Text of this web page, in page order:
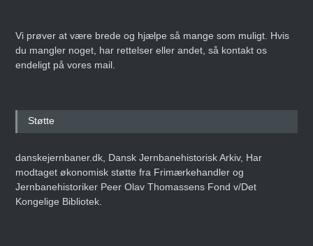
Vi prøver at være brede og hjælpe så mange som muligt. Hvis
du mangler noget, har rettelser eller andet, så kontakt os
endeligt på vores mail.
Støtte
danskejernbaner.dk, Dansk Jernbanehistorisk Arkiv, Har
modtaget økonomisk støtte fra Frimærkehandler og
Jernbanehistoriker Peer Olav Thomassens Fond v/Det
Kongelige Bibliotek.